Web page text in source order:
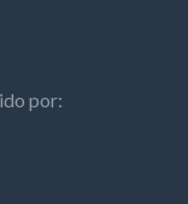
por: